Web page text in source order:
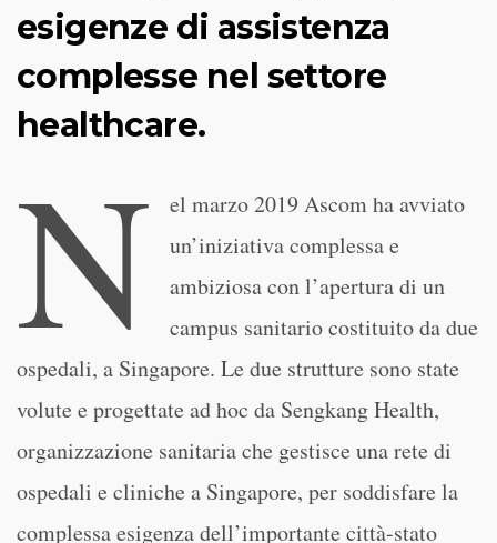
esigenze di assistenza
complesse nel settore
healthcare.
N
el marzo 2019 Ascom ha avviato
un’iniziativa complessa e
ambiziosa con l’apertura di un
campus sanitario costituito da due
ospedali, a Singapore. Le due strutture sono state
volute e progettate ad hoc da Sengkang Health,
organizzazione sanitaria che gestisce una rete di
ospedali e cliniche a Singapore, per soddisfare la
complessa esigenza dell’importante città-stato